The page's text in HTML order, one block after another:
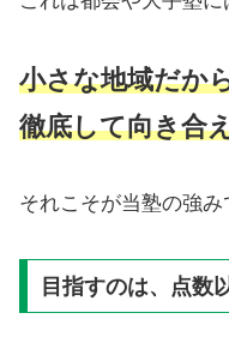
小さな地域だか
徹底して向き合
それこそが当塾の強み
目指すのは、点数